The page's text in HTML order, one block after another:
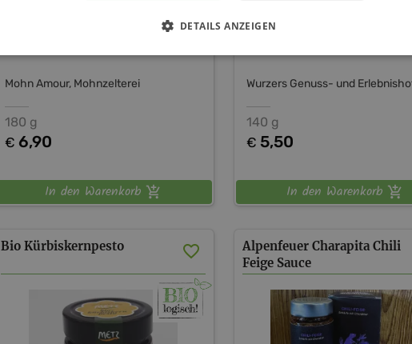
Mohn Amour, Mohnzelterei
180 g
€ 6,90
In den Warenkorb
Wurzers Genuss- und
140 g
€ 5,50
In den Warenkorb
Bio Kürbiskernpesto
Alpenfeuer Charapita Chili
Feige Sauce
DETAILS ANZEIGEN